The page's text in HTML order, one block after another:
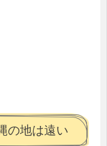
の地は遠い